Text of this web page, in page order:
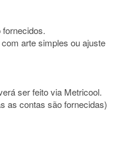
arte simples ou ajuste
ser feito via Metricool.
as contas são fornecidas)